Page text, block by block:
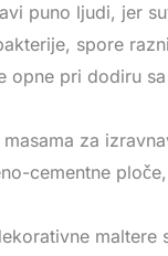
puno ljudi, jer
spore
opne pri dodiru
za
cementne
maltere